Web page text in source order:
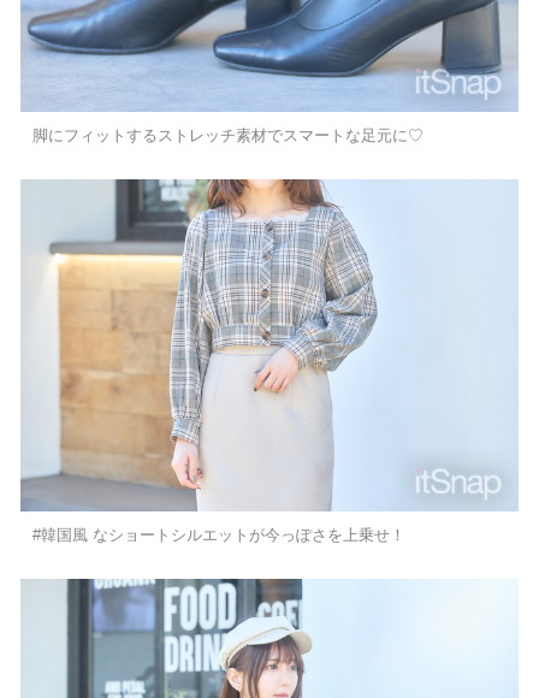
脚にフィットするストレッチ素材でスマートな足元に♡
#韓国風 なショートシルエットが今っぽさを上乗せ！